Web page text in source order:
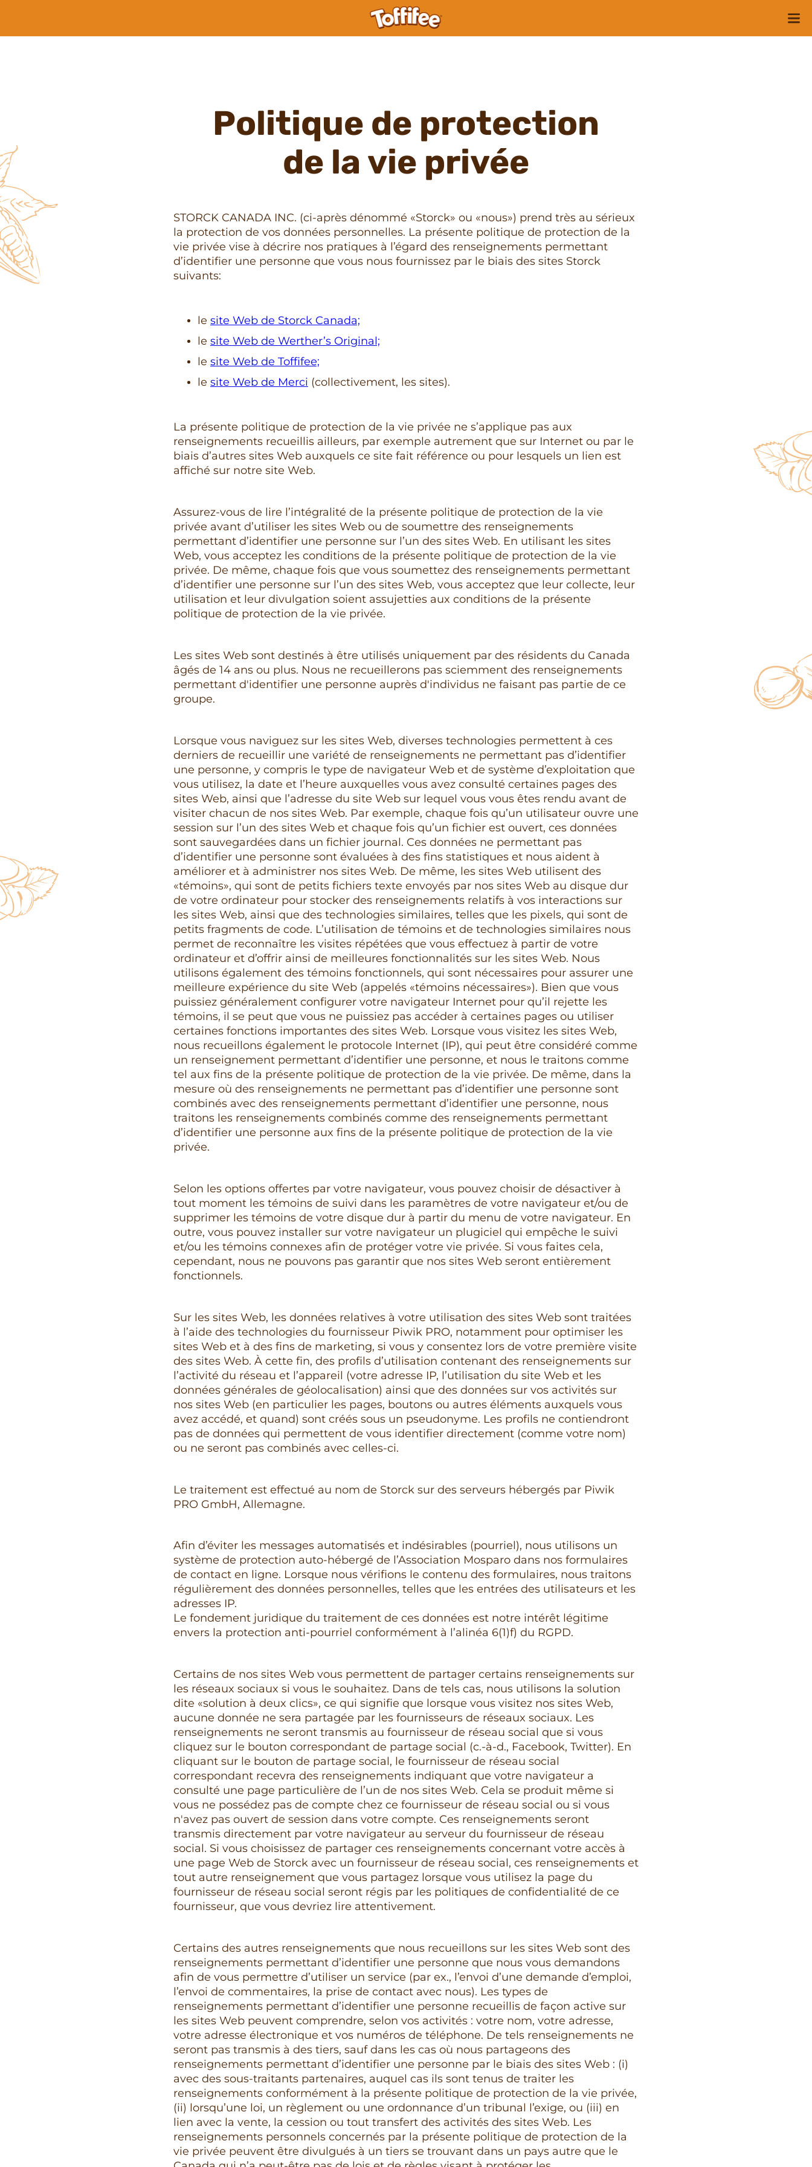
Politique de protection
de la vie privée
STORCK CANADA INC. (ci-après dénommé «Storck» ou «nous») prend très au sérieux
la protection de vos données personnelles. La présente politique de protection de la
vie privée vise à décrire nos pratiques à l’égard des renseignements permettant
d’identifier une personne que vous nous fournissez par le biais des sites Storck
suivants:
le site Web de Storck Canada;
le site Web de Werther’s Original;
le site Web de Toffifee;
le site Web de Merci (collectivement, les sites).
La présente politique de protection de la vie privée ne s’applique pas aux
renseignements recueillis ailleurs, par exemple autrement que sur Internet ou par le
biais d’autres sites Web auxquels ce site fait référence ou pour lesquels un lien est
affiché sur notre site Web.
Assurez-vous de lire l’intégralité de la présente politique de protection de la vie
privée avant d’utiliser les sites Web ou de soumettre des renseignements
permettant d’identifier une personne sur l’un des sites Web. En utilisant les sites
Web, vous acceptez les conditions de la présente politique de protection de la vie
privée. De même, chaque fois que vous soumettez des renseignements permettant
d’identifier une personne sur l’un des sites Web, vous acceptez que leur collecte, leur
utilisation et leur divulgation soient assujetties aux conditions de la présente
politique de protection de la vie privée.
Les sites Web sont destinés à être utilisés uniquement par des résidents du Canada
âgés de 14 ans ou plus. Nous ne recueillerons pas sciemment des renseignements
permettant d'identifier une personne auprès d'individus ne faisant pas partie de ce
groupe.
Lorsque vous naviguez sur les sites Web, diverses technologies permettent à ces
derniers de recueillir une variété de renseignements ne permettant pas d’identifier
une personne, y compris le type de navigateur Web et de système d’exploitation que
vous utilisez, la date et l’heure auxquelles vous avez consulté certaines pages des
sites Web, ainsi que l’adresse du site Web sur lequel vous vous êtes rendu avant de
visiter chacun de nos sites Web. Par exemple, chaque fois qu’un utilisateur ouvre une
session sur l’un des sites Web et chaque fois qu’un fichier est ouvert, ces données
sont sauvegardées dans un fichier journal. Ces données ne permettant pas
d’identifier une personne sont évaluées à des fins statistiques et nous aident à
améliorer et à administrer nos sites Web. De même, les sites Web utilisent des
«témoins», qui sont de petits fichiers texte envoyés par nos sites Web au disque dur
de votre ordinateur pour stocker des renseignements relatifs à vos interactions sur
les sites Web, ainsi que des technologies similaires, telles que les pixels, qui sont de
petits fragments de code. L’utilisation de témoins et de technologies similaires nous
permet de reconnaître les visites répétées que vous effectuez à partir de votre
ordinateur et d’offrir ainsi de meilleures fonctionnalités sur les sites Web. Nous
utilisons également des témoins fonctionnels, qui sont nécessaires pour assurer une
meilleure expérience du site Web (appelés «témoins nécessaires»). Bien que vous
puissiez généralement configurer votre navigateur Internet pour qu’il rejette les
témoins, il se peut que vous ne puissiez pas accéder à certaines pages ou utiliser
certaines fonctions importantes des sites Web. Lorsque vous visitez les sites Web,
nous recueillons également le protocole Internet (IP), qui peut être considéré comme
un renseignement permettant d’identifier une personne, et nous le traitons comme
tel aux fins de la présente politique de protection de la vie privée. De même, dans la
mesure où des renseignements ne permettant pas d’identifier une personne sont
combinés avec des renseignements permettant d’identifier une personne, nous
traitons les renseignements combinés comme des renseignements permettant
d’identifier une personne aux fins de la présente politique de protection de la vie
privée.
Selon les options offertes par votre navigateur, vous pouvez choisir de désactiver à
tout moment les témoins de suivi dans les paramètres de votre navigateur et/ou de
supprimer les témoins de votre disque dur à partir du menu de votre navigateur. En
outre, vous pouvez installer sur votre navigateur un plugiciel qui empêche le suivi
et/ou les témoins connexes afin de protéger votre vie privée. Si vous faites cela,
cependant, nous ne pouvons pas garantir que nos sites Web seront entièrement
fonctionnels.
Sur les sites Web, les données relatives à votre utilisation des sites Web sont traitées
à l’aide des technologies du fournisseur Piwik PRO, notamment pour optimiser les
sites Web et à des fins de marketing, si vous y consentez lors de votre première visite
des sites Web. À cette fin, des profils d’utilisation contenant des renseignements sur
l’activité du réseau et l’appareil (votre adresse IP, l’utilisation du site Web et les
données générales de géolocalisation) ainsi que des données sur vos activités sur
nos sites Web (en particulier les pages, boutons ou autres éléments auxquels vous
avez accédé, et quand) sont créés sous un pseudonyme. Les profils ne contiendront
pas de données qui permettent de vous identifier directement (comme votre nom)
ou ne seront pas combinés avec celles-ci.
Le traitement est effectué au nom de Storck sur des serveurs hébergés par Piwik
PRO GmbH, Allemagne.
Afin d’éviter les messages automatisés et indésirables (pourriel), nous utilisons un
système de protection auto-hébergé de l’Association Mosparo dans nos formulaires
de contact en ligne. Lorsque nous vérifions le contenu des formulaires, nous traitons
régulièrement des données personnelles, telles que les entrées des utilisateurs et les
adresses IP.
Le fondement juridique du traitement de ces données est notre intérêt légitime
envers la protection anti-pourriel conformément à l’alinéa 6(1)f) du RGPD.
Certains de nos sites Web vous permettent de partager certains renseignements sur
les réseaux sociaux si vous le souhaitez. Dans de tels cas, nous utilisons la solution
dite «solution à deux clics», ce qui signifie que lorsque vous visitez nos sites Web,
aucune donnée ne sera partagée par les fournisseurs de réseaux sociaux. Les
renseignements ne seront transmis au fournisseur de réseau social que si vous
cliquez sur le bouton correspondant de partage social (c.-à-d., Facebook, Twitter). En
cliquant sur le bouton de partage social, le fournisseur de réseau social
correspondant recevra des renseignements indiquant que votre navigateur a
consulté une page particulière de l’un de nos sites Web. Cela se produit même si
vous ne possédez pas de compte chez ce fournisseur de réseau social ou si vous
n'avez pas ouvert de session dans votre compte. Ces renseignements seront
transmis directement par votre navigateur au serveur du fournisseur de réseau
social. Si vous choisissez de partager ces renseignements concernant votre accès à
une page Web de Storck avec un fournisseur de réseau social, ces renseignements et
tout autre renseignement que vous partagez lorsque vous utilisez la page du
fournisseur de réseau social seront régis par les politiques de confidentialité de ce
fournisseur, que vous devriez lire attentivement.
Certains des autres renseignements que nous recueillons sur les sites Web sont des
renseignements permettant d’identifier une personne que nous vous demandons
afin de vous permettre d’utiliser un service (par ex., l’envoi d’une demande d’emploi,
l’envoi de commentaires, la prise de contact avec nous). Les types de
renseignements permettant d’identifier une personne recueillis de façon active sur
les sites Web peuvent comprendre, selon vos activités : votre nom, votre adresse,
votre adresse électronique et vos numéros de téléphone. De tels renseignements ne
seront pas transmis à des tiers, sauf dans les cas où nous partageons des
renseignements permettant d’identifier une personne par le biais des sites Web : (i)
avec des sous-traitants partenaires, auquel cas ils sont tenus de traiter les
renseignements conformément à la présente politique de protection de la vie privée,
(ii) lorsqu’une loi, un règlement ou une ordonnance d’un tribunal l’exige, ou (iii) en
lien avec la vente, la cession ou tout transfert des activités des sites Web. Les
renseignements personnels concernés par la présente politique de protection de la
vie privée peuvent être divulgués à un tiers se trouvant dans un pays autre que le